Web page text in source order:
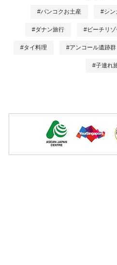
#バンコクお土産 #シン
#ダナン旅行 #ビーチリゾ
#タイ料理 #アンコール遺跡群
#子連れ